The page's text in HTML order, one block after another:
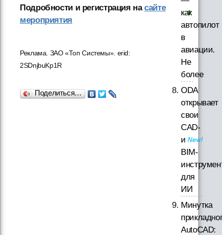
Подробности и регистрация насайте
мероприятия
Реклама. ЗАО «Топ Системы». erid:
2SDnjbuKp1R
Поделиться…
как
автопилот
в
авиации.
Не
более
ODA
открывает
свои
CAD-
и
BIM-
для
ИИ
Минутка
AutoCAD: